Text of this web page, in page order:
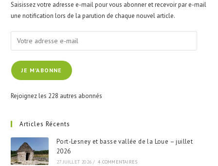
Saisissez votre adresse e-mail pour vous abonner et recevoir par e-mail
une notification lors de la parution de chaque nouvel article.
Votre
adresse
e-
mailJE M'ABONNE
Rejoignez les 228 autres abonnés
Articles Récents
Port-Lesney et basse vallée de la Loue – juillet
2026
27 JUILLET 2026 / 4 COMMENTAIRES